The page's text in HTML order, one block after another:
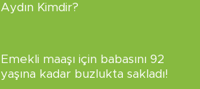
Aydın Kimdir?
Emekli maaşı için babasını 92
yaşına kadar buzlukta sakladı!